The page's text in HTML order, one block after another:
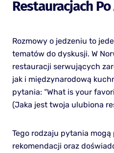
Restauracjach
Rozmowy o jedzeniu to
tematów do dyskusji. W
restauracji serwujących
jak i międzynarodową
pytania: “What is your
(Jaka jest twoja ulubiona
Tego rodzaju pytania
rekomendacji oraz